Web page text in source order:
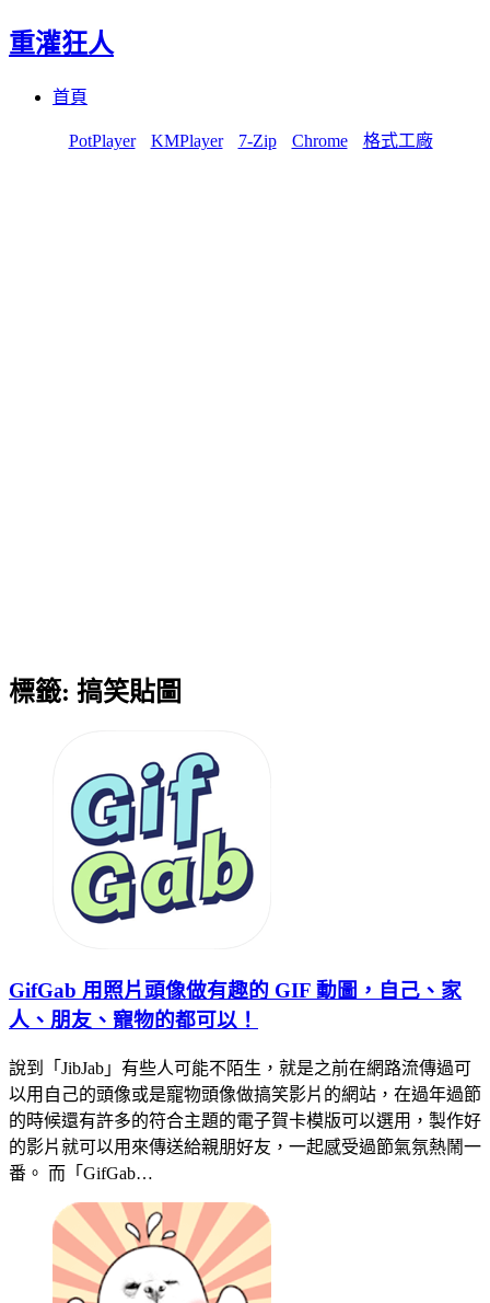
重灌狂人
首頁
PotPlayer KMPlayer 7-Zip Chrome 格式工廠
標籤: 搞笑貼圖
GifGab 用照片頭像做有趣的 GIF 動圖，自己、家
人、朋友、寵物的都可以！
說到「JibJab」有些人可能不陌生，就是之前在網路流傳過可
以用自己的頭像或是寵物頭像做搞笑影片的網站，在過年過節
的時候還有許多的符合主題的電子賀卡模版可以選用，製作好
的影片就可以用來傳送給親朋好友，一起感受過節氣氛熱鬧一
番。 而「GifGab…